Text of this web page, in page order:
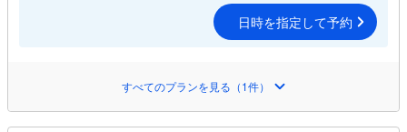
日時を指定して予約
すべてのプランを見る（1件）